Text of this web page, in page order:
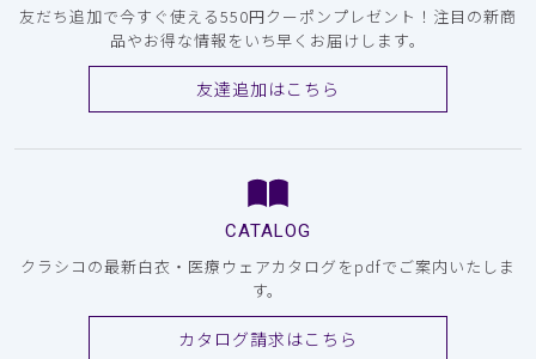
友だち追加で今すぐ使える550円クーポンプレゼント！注目の新商
品やお得な情報をいち早くお届けします。
友達追加はこちら
CATALOG
クラシコの最新白衣・医療ウェアカタログをpdfでご案内いたしま
す。
カタログ請求はこちら